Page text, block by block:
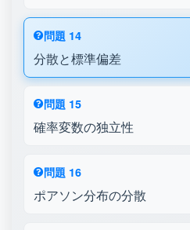
問題 14
分散と標準偏差
問題 15
確率変数の独立性
問題 16
ポアソン分布の分散